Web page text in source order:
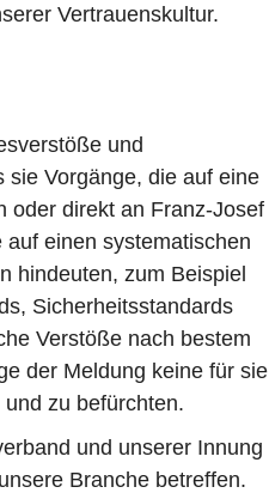
Vertrauenskultur.
und
sie Vorgänge, die auf eine
oder direkt an Franz-Josef
einen systematischen
hindeuten, zum Beispiel
Sicherheitsstandards
Verstöße nach bestem
der Meldung keine für sie
zu befürchten.
und unserer Innung
Branche betreffen.